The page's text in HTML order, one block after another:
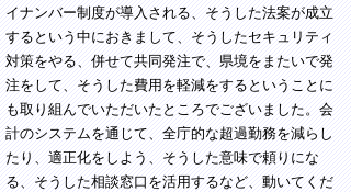
イナンバー制度が導入される、そうした法案が成立
するという中におきまして、そうしたセキュリティ
対策をやる、併せて共同発注で、県境をまたいで発
注をして、そうした費用を軽減をするということに
も取り組んでいただいたところでございました。会
計のシステムを通じて、全庁的な超過勤務を減らし
たり、適正化をしよう、そうした意味で頼りにな
る、そうした相談窓口を活用するなど、動いてくだ